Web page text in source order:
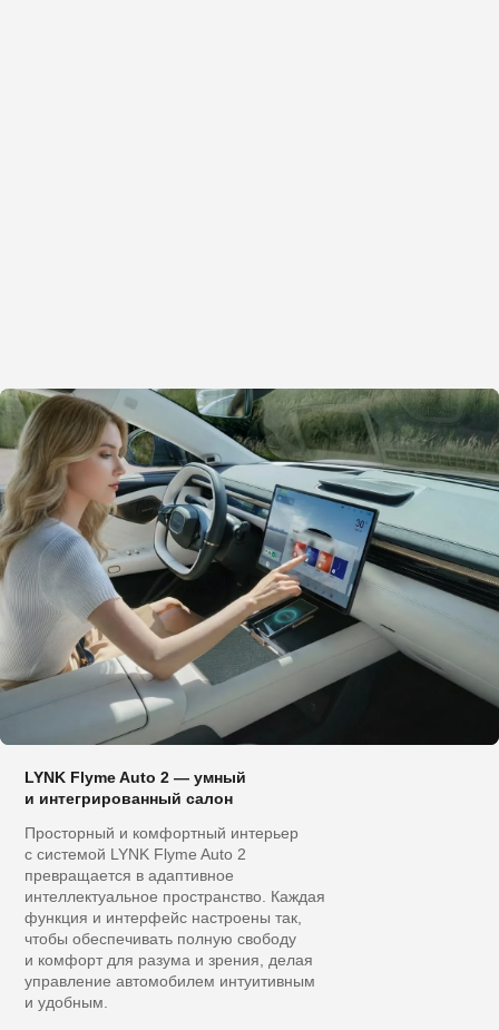
LYNK Flyme Auto 2 — умный
и интегрированный салон
Просторный и комфортный интерьер
с системой LYNK Flyme Auto 2
превращается в адаптивное
интеллектуальное пространство. Каждая
функция и интерфейс настроены так,
чтобы обеспечивать полную свободу
и комфорт для разума и зрения, делая
управление автомобилем интуитивным
и удобным.